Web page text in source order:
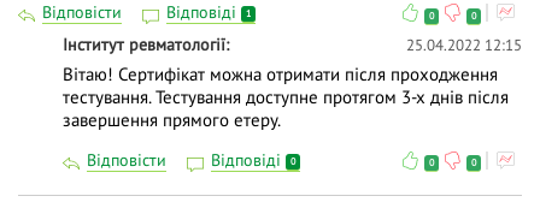
Відповісти Відповіді 1 0 0
Інститут ревматології 25.04.2022 12:15
Вітаю! Сертифікат можна отримати після проходження
тестування. Тестування доступне протягом 3-х днів після
завершення прямого етеру.
Відповісти Відповіді 0 0 0